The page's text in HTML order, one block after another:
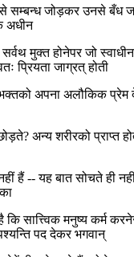
से सम्बन्ध जोड़कर उनसे बँध
अधीन
मुक्त होनेपर जो
प्रियता जाग्रत् होती
भक्तको अपना अलौकिक
अन्य शरीरको प्राप्त
हैं -- यह बात सोचते ही
कि सात्त्विक मनुष्य कर्म
पद देकर भगवान्